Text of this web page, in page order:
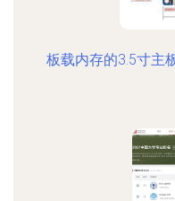
板载内存的3.5寸主